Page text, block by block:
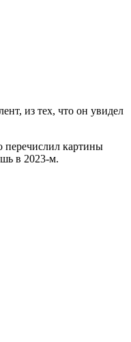
из тех, что он увидел
перечислил картины
в 2023-м.